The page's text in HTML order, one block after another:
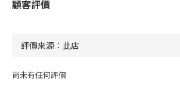
顧客評價
尚未有任何評價